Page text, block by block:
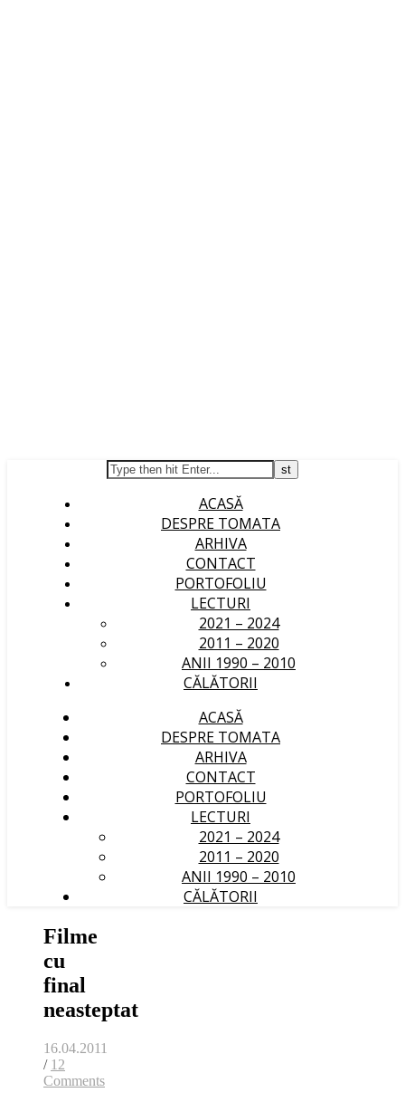
ACASĂ
DESPRE TOMATA
ARHIVA
CONTACT
PORTOFOLIU
LECTURI
2021 – 2024
2011 – 2020
ANII 1990 – 2010
CĂLĂTORII
ACASĂ
DESPRE TOMATA
ARHIVA
CONTACT
PORTOFOLIU
LECTURI
2021 – 2024
2011 – 2020
ANII 1990 – 2010
CĂLĂTORII
Filme
cu
final
neasteptat
16.04.2011
/ 12
Comments